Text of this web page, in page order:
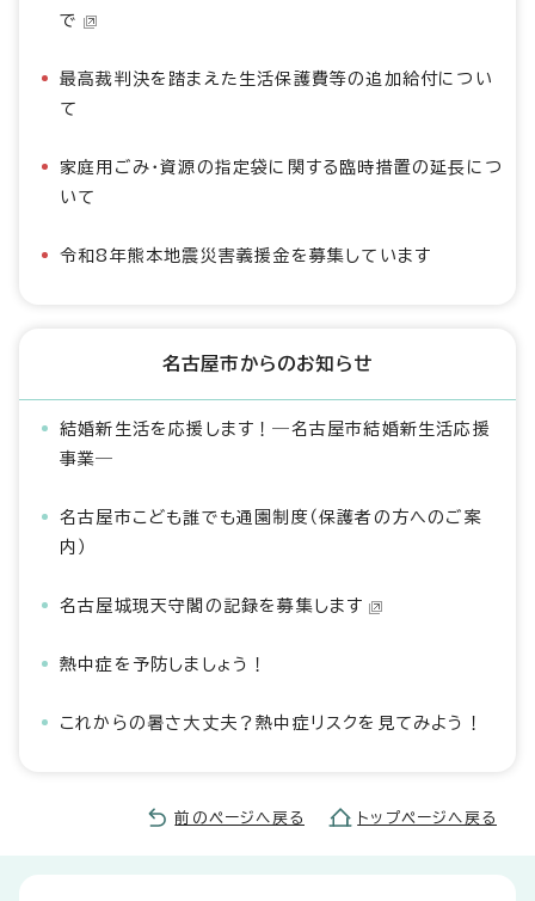
で
最高裁判決を踏まえた生活保護費等の追加給付につい
て
家庭用ごみ・資源の指定袋に関する臨時措置の延長につ
いて
令和8年熊本地震災害義援金を募集しています
名古屋市からのお知らせ
結婚新生活を応援します！―名古屋市結婚新生活応援
事業―
名古屋市こども誰でも通園制度（保護者の方へのご案
内）
名古屋城現天守閣の記録を募集します
熱中症を予防しましょう！
これからの暑さ大丈夫？熱中症リスクを見てみよう！
前のページへ戻る トップページへ戻る